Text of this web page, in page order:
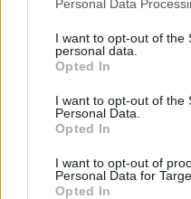
Personal Data
I want to opt-out of the
personal data.
Opted In
I want to opt-out of the
Personal Data.
Opted In
I want to opt-out of
Personal Data for
Opted In
Handbol abril 29,